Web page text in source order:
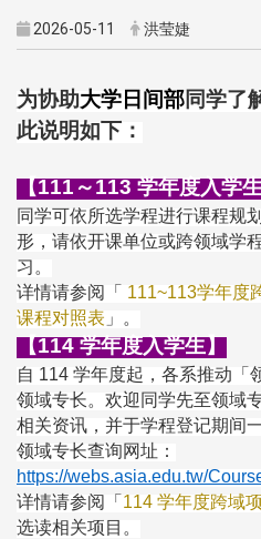
2026-05-11 洪莹婕
为协助大学日间部同学了
此说明如下：
【111～113 学年度入学生
同学可依所选学程进行课程规
形，请依开课单位或跨领域学
习。
详情请参阅
「
111~113学年度
课程对照表 」 。
【114 学年度入学生】
自 114 学年度起，各系推动「
领域专长。欢迎同学先至领域
相关资讯，并于学程登记期间
领域专长查询网址：
https://webs.asia.edu.tw/
详情请参阅「 114 学年度跨域
选读相关项目。